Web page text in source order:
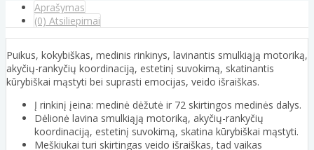
Aprašymas
(0) Atsiliepimai
Puikus, kokybiškas, medinis rinkinys, lavinantis smulkiąją motoriką,
akyčių-rankyčių koordinaciją, estetinį suvokimą, skatinantis
kūrybiškai mąstyti bei suprasti emocijas, veido išraiškas.
Į rinkinį įeina: medinė dėžutė ir 72 skirtingos medinės dalys.
Dėlionė lavina smulkiąją motoriką, akyčių-rankyčių
koordinaciją, estetinį suvokimą, skatina kūrybiškai mąstyti.
Meškiukai turi skirtingas veido išraiškas, tad vaikas